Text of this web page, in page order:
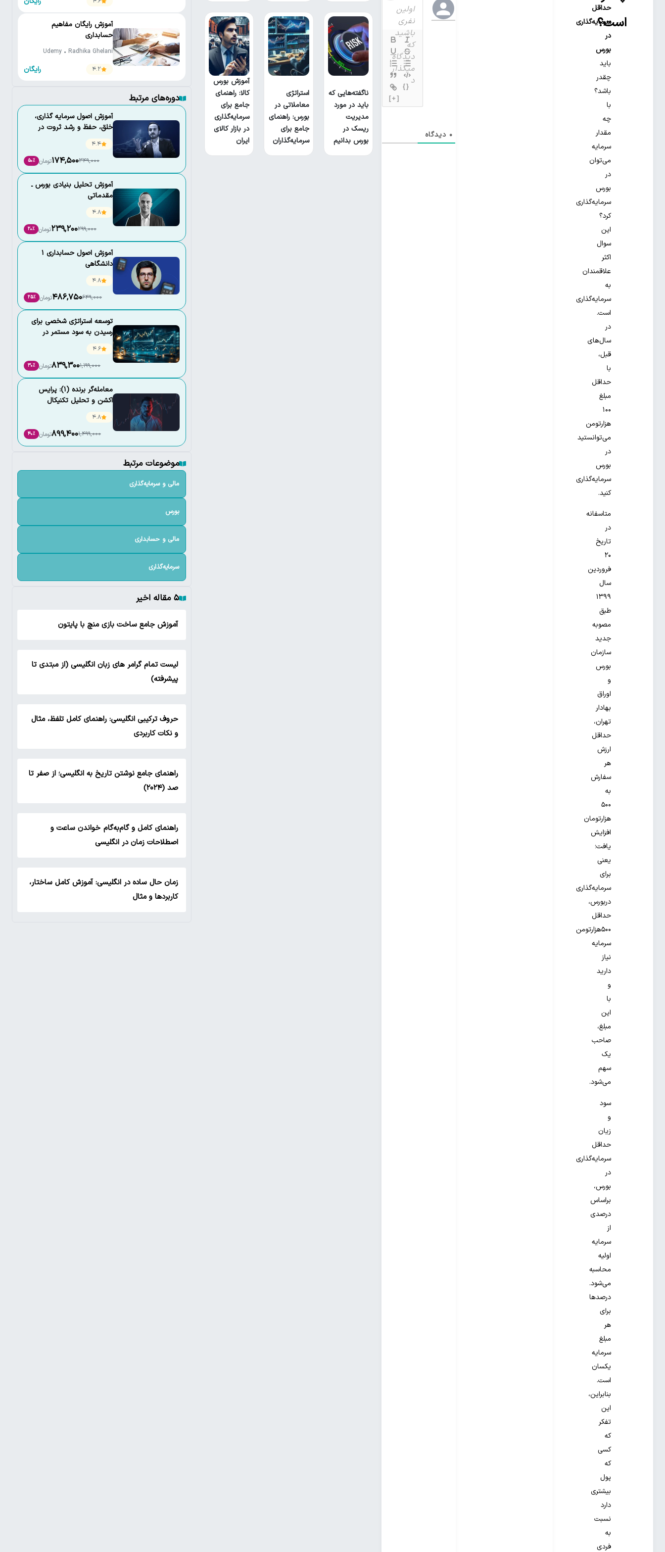
است؟
حداقل
سرمایه‌گذاری
در
بورس
باید
چقدر
باشد؟
با
چه
مقدار
سرمایه
می‌توان
در
بورس
سرمایه‌گذاری
کرد؟
این
سوال
اکثر
علاقمندان
به
سرمایه‌گذاری
است.
در
سال‌های
قبل،
با
حداقل
مبلغ
۱۰۰
هزارتومن
می‌توانستید
در
بورس
سرمایه‌گذاری
کنید.
متاسفانه
در
تاریخ
۲۰
فروردین
سال
۱۳۹۹
طبق
مصوبه
جدید
سازمان
بورس
و
اوراق
بهادار
تهران،
حداقل
ارزش
هر
سفارش
به
۵۰۰
هزارتومان
افزایش
یافت؛
یعنی
برای
سرمایه‌گذاری
دربورس،
حداقل
۵۰۰هزارتومن
سرمایه
نیاز
دارید
و
با
این
مبلغ،
صاحب
یک
سهم
می‌شود.
سود
و
زیان
حداقل
سرمایه‌گذاری
در
بورس،
براساس
درصدی
از
سرمایه
اولیه
محاسبه
می‌شود.
درصدها
برای
هر
مبلغ
سرمایه
یکسان
است.
بنابراین،
این
تفکر
که
کسی
که
پول
بیشتری
دارد
نسبت
به
فردی
{}
[+]
0 دیدگاه
ناگفته‌هایی که
باید در مورد
مدیریت
ریسک در
بورس بدانیم
استراتژی
معاملاتی در
بورس: راهنمای
جامع برای
سرمایه‌گذاران
آموزش بورس
کالا: راهنمای
جامع برای
سرمایه‌گذاری
در بازار کالای
ایران
آموزش رایگان مفاهیم
حسابداری
Udemy • Radhika Ghelani
4.2
رایگان
دوره‌های مرتبط
آموزش اصول سرمايه گذاری،
خلق، حفظ و رشد ثروت در
4.4
349,000
174,500تومان 50٪
آموزش تحلیل بنیادی بورس ـ
مقدماتی
4.8
299,000
239,200تومان 20٪
آموزش اصول حسابداری 1
دانشگاهی
4.8
649,000
486,750تومان 25٪
توسعه استراتژی شخصی برای
رسیدن به سود مستمر در
4.6
1,199,000
839,300تومان 30٪
معامله‌گر برنده (1): پرایس
اکشن و تحلیل تکنیکال
4.8
1,499,000
899,400تومان 40٪
موضوعات مرتبط
مالی و سرمایه‌گذاری
بورس
مالی و حسابداری
سرمایه‌گذاری
۵ مقاله اخیر
آموزش جامع ساخت بازی منچ با پایتون
لیست تمام گرامر های زبان انگلیسی (از مبتدی تا
پیشرفته)
حروف ترکیبی انگلیسی: راهنمای کامل تلفظ، مثال
و نکات کاربردی
راهنمای جامع نوشتن تاریخ به انگلیسی؛ از صفر تا
صد (۲۰۲۴)
راهنمای کامل و گام‌به‌گام خواندن ساعت و
اصطلاحات زمان در انگلیسی
زمان حال ساده در انگلیسی: آموزش کامل ساختار،
کاربردها و مثال